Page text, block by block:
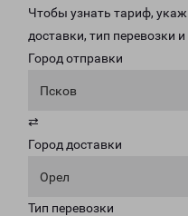
Чтобы узнать тариф,
доставки, тип перевозки и
Город отправки
Псков
⇄
Город доставки
Орел
Тип перевозки